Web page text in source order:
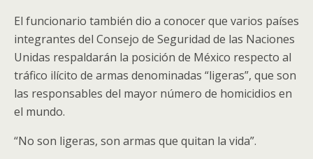
El funcionario también dio a conocer que varios países
integrantes del Consejo de Seguridad de las Naciones
Unidas respaldarán la posición de México respecto al
tráfico ilícito de armas denominadas “ligeras”, que son
las responsables del mayor número de homicidios en
el mundo.
“No son ligeras, son armas que quitan la vida”.